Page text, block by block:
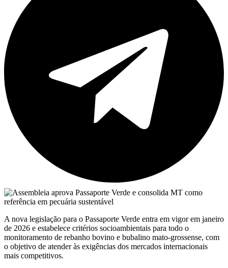
A nova legislação para o Passaporte Verde entra em vigor em janeiro
de 2026 e estabelece critérios socioambientais para todo o
monitoramento de rebanho bovino e bubalino mato-grossense, com
o objetivo de atender às exigências dos mercados internacionais
mais competitivos.